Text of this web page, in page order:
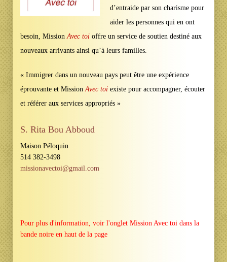
d’entraide par son charisme pour
aider les personnes qui en ont
besoin, MissionAvec toi offre un service de soutien destiné aux
nouveaux arrivants ainsi qu’à leurs familles.
« Immigrer dans un nouveau pays peut être une expérience
éprouvante et Mission Avec toi existe pour accompagner, écouter
et référer aux services appropriés »
S. Rita Bou Abboud
Maison Péloquin
514 382-3498
missionavectoi@gmail.com
Pour plus d'information, voir l'onglet Mission Avec toi dans la
bande noire en haut de la page